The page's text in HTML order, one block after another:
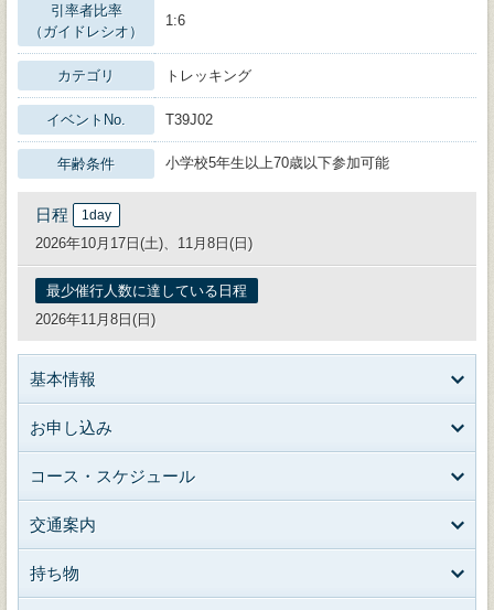
引率者比率
（ガイドレシオ）
1:6
カテゴリ トレッキング
イベントNo. T39J02
年齢条件 小学校5年生以上70歳以下参加可能
日程 1day
2026年10月17日(土)、11月8日(日)
最少催行人数に達している日程
2026年11月8日(日)
基本情報
お申し込み
コース・スケジュール
交通案内
持ち物